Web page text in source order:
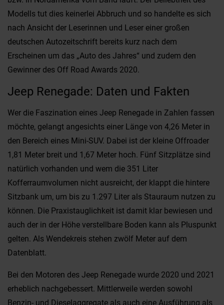
Modells tut dies keinerlei Abbruch und so handelte es sich
nach Ansicht der Leserinnen und Leser einer großen
deutschen Autozeitschrift bereits kurz nach dem
Erscheinen um das „Auto des Jahres“ und zudem den
Gewinner des Off Road Awards 2020.
Jeep Renegade: Daten und Fakten
Wer die Faszination eines Jeep Renegade in Zahlen fassen
möchte, gelangt angesichts einer Länge von 4,26 Meter in
den Bereich eines Mini-SUV. Dabei ist der kleine Offroader
1,81 Meter breit und 1,67 Meter hoch. Fünf Sitzplätze sind
natürlich vorhanden und wem die 351 Liter
Kofferraumvolumen nicht ausreicht, der klappt die hintere
Sitzbank um, um bis zu 1.297 Liter als Stauraum nutzen zu
können. Die Praxistauglichkeit ist damit klar bewiesen und
auch der in der Höhe verstellbare Boden kann als Pluspunkt
gelten. Als Wendekreis stehen zwölf Meter auf dem
Datenblatt.
Bei den Motoren des Jeep Renegade wurde 2020 und 2021
erheblich nachgebessert. Mittlerweile werden sowohl
Benzin- und Dieselaggregate als auch eine Ausführung als